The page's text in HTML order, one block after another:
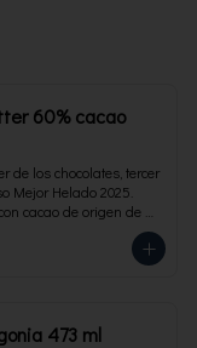
60% cacao
de los chocolates, tercer
Mejor Helado 2025.
cacao de origen de
Envase familiar 473 ml,
473 ml